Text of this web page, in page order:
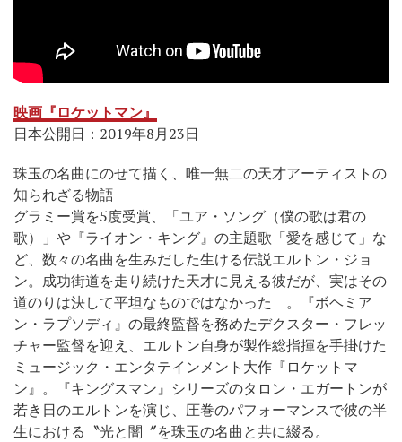
映画『ロケットマン』
日本公開日：2019年8月23日
珠玉の名曲にのせて描く、唯一無二の天才アーティストの
知られざる物語
グラミー賞を5度受賞、「ユア・ソング（僕の歌は君の
歌）」や『ライオン・キング』の主題歌「愛を感じて」な
ど、数々の名曲を生みだした生ける伝説エルトン・ジョ
ン。成功街道を走り続けた天才に見える彼だが、実はその
道のりは決して平坦なものではなかった 。『ボヘミア
ン・ラプソディ』の最終監督を務めたデクスター・フレッ
チャー監督を迎え、エルトン自身が製作総指揮を手掛けた
ミュージック・エンタテインメント大作『ロケットマ
ン』。『キングスマン』シリーズのタロン・エガートンが
若き日のエルトンを演じ、圧巻のパフォーマンスで彼の半
生における〝光と闇〞を珠玉の名曲と共に綴る。